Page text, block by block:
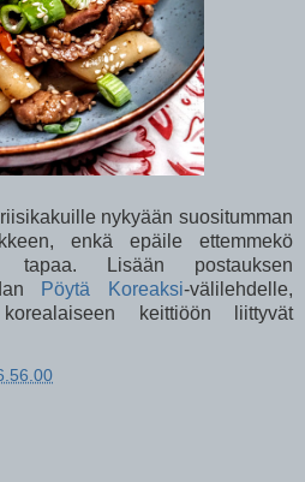
nykyään suositumman
enkä epäile ettemmekö
Lisään postauksen
Pöytä Koreaksi-välilehdelle,
keittiöön liittyvät